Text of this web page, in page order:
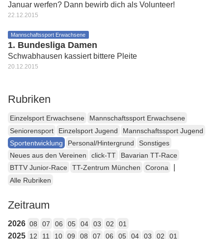
Januar werfen? Dann bewirb dich als Volunteer!
22.12.2015
Mannschaftssport Erwachsene
1. Bundesliga Damen
Schwabhausen kassiert bittere Pleite
20.12.2015
Rubriken
Einzelsport Erwachsene
Mannschaftssport Erwachsene
Seniorensport
Einzelsport Jugend
Mannschaftssport Jugend
Sportentwicklung
Personal/Hintergrund
Sonstiges
Neues aus den Vereinen
click-TT
Bavarian TT-Race
BTTV Junior-Race
TT-Zentrum München Corona
Alle Rubriken
Zeitraum
2026 08 07 06 05 04 03 02 01
2025 12 11 10 09 08 07 06 05 04 03 02 01